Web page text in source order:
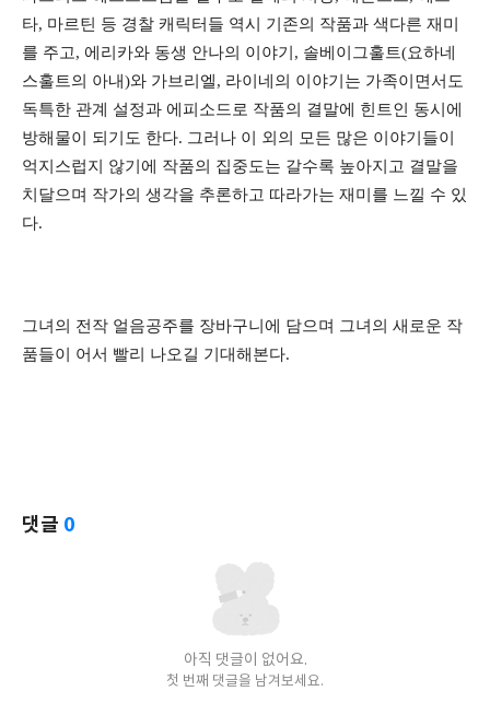
타, 마르틴 등 경찰 캐릭터들 역시 기존의 작품과 색다른 재미
를 주고, 에리카와 동생 안나의 이야기, 솔베이그훌트(요하네
스훌트의 아내)와 가브리엘, 라이네의 이야기는 가족이면서도
독특한 관계 설정과 에피소드로 작품의 결말에 힌트인 동시에
방해물이 되기도 한다. 그러나 이 외의 모든 많은 이야기들이
억지스럽지 않기에 작품의 집중도는 갈수록 높아지고 결말을
치달으며 작가의 생각을 추론하고 따라가는 재미를 느낄 수 있
다.
그녀의 전작 얼음공주를 장바구니에 담으며 그녀의 새로운 작
품들이 어서 빨리 나오길 기대해본다.
댓글 0
아직 댓글이 없어요.
첫 번째 댓글을 남겨보세요.